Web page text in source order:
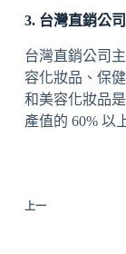
3. 台灣直銷公
台灣直銷公司
容化妝品、保
和美容化妝品
產值的 60% 以
上一